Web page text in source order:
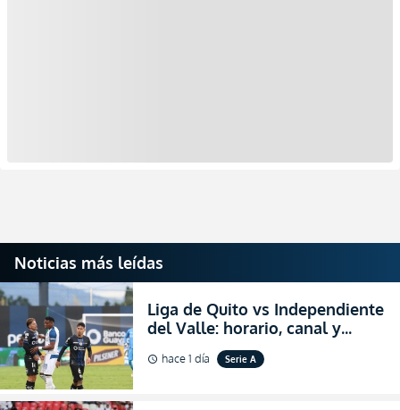
Noticias más leídas
Liga de Quito vs Independiente
del Valle: horario, canal y
dónde ver EN VIVO el
partidazo por la fecha 24 de la
schedule hace 1 día Serie A